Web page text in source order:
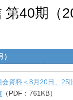
40期（
資料＜8月20日、25
（PDF：761KB）